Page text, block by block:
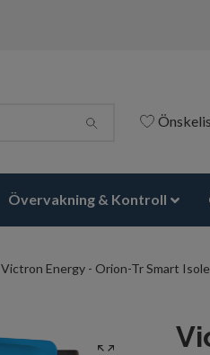
Övervakning & Kontroll
Victron Energy - Orion-Tr Smart